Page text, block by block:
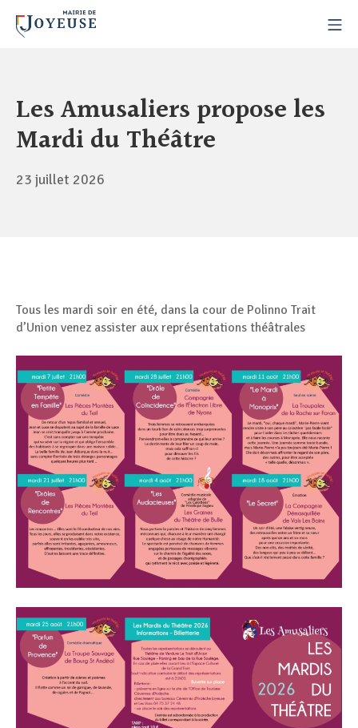
Les Amusaliers propose les
Mardi du Théâtre
23 juillet 2026
Tous les mardi soir en été, dans la cour de Polinno Trait
d’Union venez assister aux représentations théâtrales